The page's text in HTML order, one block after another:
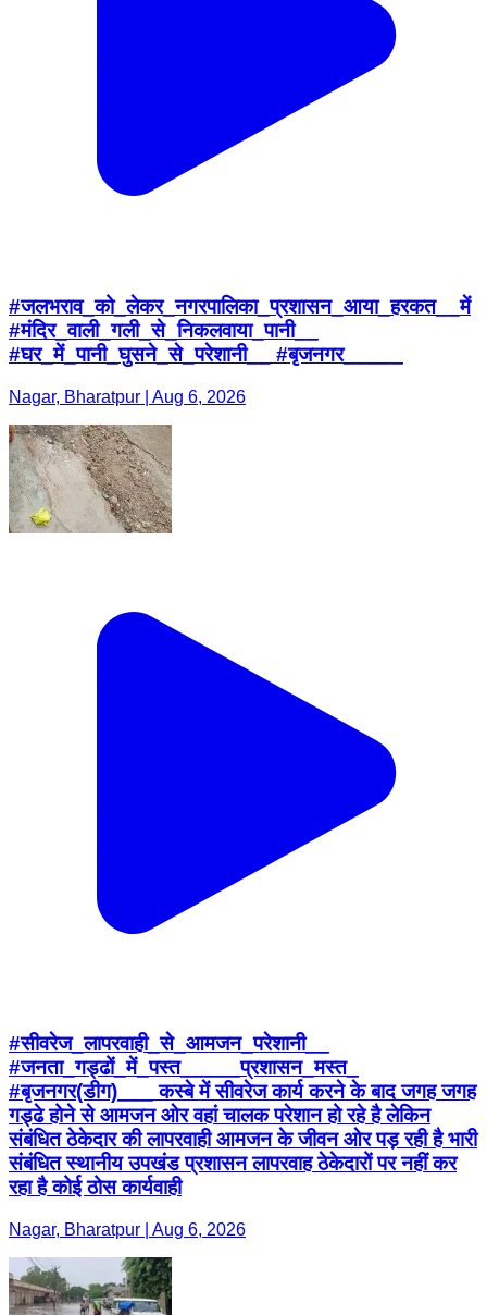
#जलभराव_को_लेकर_नगरपालिका_प्रशासन_आया_हरकत__में
#मंदिर_वाली_गली_से_निकलवाया_पानी__
#घर_में_पानी_घुसने_से_परेशानी__ #बृजनगर_____
Nagar, Bharatpur | Aug 6, 2026
#सीवरेज_लापरवाही_से_आमजन_परेशानी__
#जनता_गड्ढों_में_पस्त_____प्रशासन_मस्त_
#बृजनगर(डीग)___ कस्बे में सीवरेज कार्य करने के बाद जगह जगह
गड्ढे होने से आमजन ओर वहां चालक परेशान हो रहे है लेकिन
संबंधित ठेकेदार की लापरवाही आमजन के जीवन ओर पड़ रही है भारी
संबंधित स्थानीय उपखंड प्रशासन लापरवाह ठेकेदारों पर नहीं कर
रहा है कोई ठोस कार्यवाही
Nagar, Bharatpur | Aug 6, 2026